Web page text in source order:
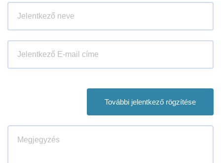
További jelentkező rögzítése